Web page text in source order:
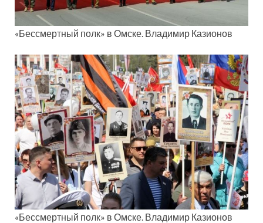
«Бессмертный полк» в Омске. Владимир Казионов
«Бессмертный полк» в Омске. Владимир Казионов